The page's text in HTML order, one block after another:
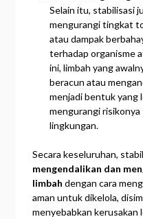
Selain itu, stabilisasi
mengurangi tingkat
atau dampak
terhadap organisme
ini, limbah yang
beracun atau
menjadi bentuk yang
mengurangi
lingkungan.
Secara keseluruhan,
mengendalikan dan
limbah dengan cara
aman untuk dikelola,
menyebabkan kerusakan